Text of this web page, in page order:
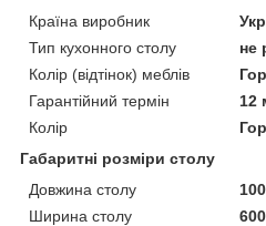
Країна виробник
Тип кухонного столу
не
Колір (відтінок) меблів
Гарантійний термін
12
Колір
Габаритні розміри столу
Довжина столу
Ширина столу